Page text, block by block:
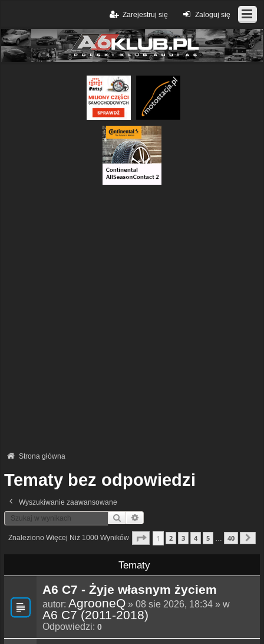
Zaloguj się
Zarejestruj się
Strona główna
Tematy bez odpowiedzi
Wyszukiwanie zaawansowane
Szukaj
Znaleziono Więcej Niż 1000 Wyników Strona1 40
1 2 3 4 5 40
Tematy
A6 C7 - Żyje własnym życiem
autor: AgrooneQ » 08 sie 2026, 18:34 » w
A6 C7 (2011-2018)
Odpowiedzi: 0